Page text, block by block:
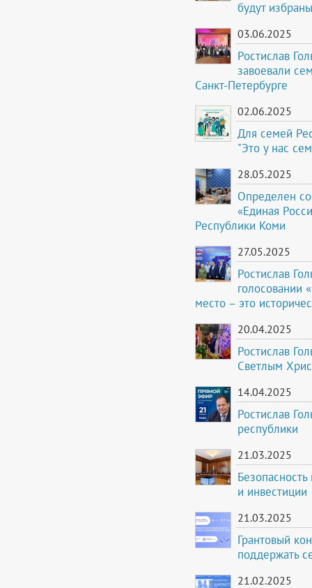
будут
03.06.2025
Ростислав
завоевали
Санкт-Петербурге
02.06.2025
Для семей
"Это у нас
28.05.2025
Определен
«Единая
Республики Коми
27.05.2025
Ростислав
голосовании
место – это
20.04.2025
Ростислав
Светлым
14.04.2025
Ростислав
республики
21.03.2025
и инвестиции
21.03.2025
Грантовый
поддержать
21.02.2025